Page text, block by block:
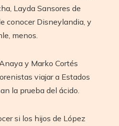
Layda Sansores de
conocer Disneylandia, y
menos.
y Marko Cortés
viajar a Estados
la prueba del ácido.
si los hijos de López